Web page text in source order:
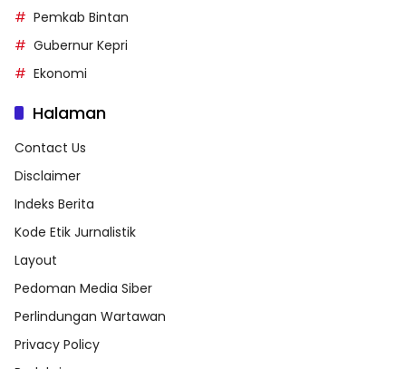
Pemkab Bintan
Gubernur Kepri
Ekonomi
Halaman
Contact Us
Disclaimer
Indeks Berita
Kode Etik Jurnalistik
Layout
Pedoman Media Siber
Perlindungan Wartawan
Privacy Policy